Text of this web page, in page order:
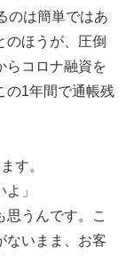
のは簡単ではあ
のほうが、圧倒
らコロナ融資を
の1年間で通帳残
す。
」
思うんです。こ
ないまま、お客